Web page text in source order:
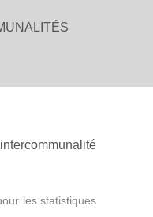
les statistiques